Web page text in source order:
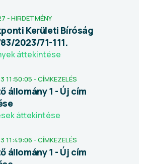
- HIRDETMÉNY
Kerületi Bíróság
2023/71-111.
áttekintése
11:50:05 - CÍMKEZELÉS
állomány 1 - Új cím
áttekintése
11:49:06 - CÍMKEZELÉS
állomány 1 - Új cím